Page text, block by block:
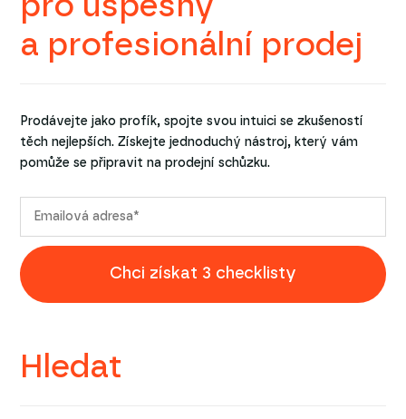
a profesionální prodej
Prodávejte jako profík, spojte svou intuici se zkušeností
těch nejlepších. Získejte jednoduchý nástroj, který vám
pomůže se připravit na prodejní schůzku.
Chci získat 3 checklisty
Hledat